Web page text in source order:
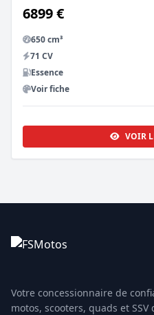
6899 €
650 cm³
71 CV
Essence
Voir fiche
VOIR
Votre concessionnaire de
motos, scooters, quads et